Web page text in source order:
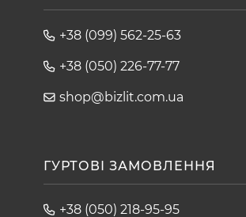
+38 (099) 562-25-63
+38 (050) 226-77-77
shop@bizlit.com.ua
ГУРТОВІ ЗАМОВЛЕННЯ
+38 (050) 218-95-95